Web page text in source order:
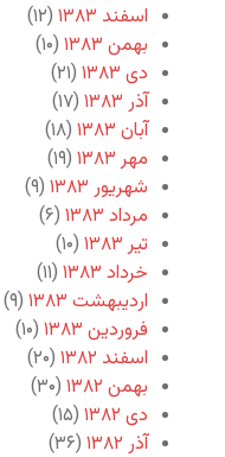
اسفند ۱۳۸۳
(۱۲)
بهمن ۱۳۸۳
(۱۰)
دی ۱۳۸۳
(۲۱)
آذر ۱۳۸۳
(۱۷)
آبان ۱۳۸۳
(۱۸)
مهر ۱۳۸۳
(۱۹)
شهریور ۱۳۸۳
(۹)
مرداد ۱۳۸۳
(۶)
تیر ۱۳۸۳
(۱۰)
خرداد ۱۳۸۳
(۱۱)
اردیبهشت ۱۳۸۳
(۹)
فروردین ۱۳۸۳
(۱۰)
اسفند ۱۳۸۲
(۲۰)
بهمن ۱۳۸۲
(۳۰)
دی ۱۳۸۲
(۱۵)
آذر ۱۳۸۲
(۳۶)